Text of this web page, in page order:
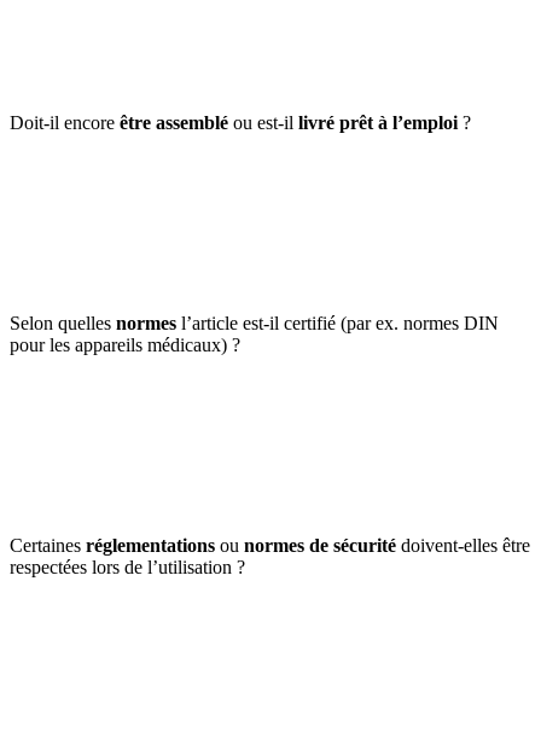
Doit-il encore être assemblé ou est-il livré prêt à l’emploi ?
Selon quelles normes l’article est-il certifié (par ex. normes DIN
pour les appareils médicaux) ?
Certaines réglementations ou normes de sécurité doivent-elles être
respectées lors de l’utilisation ?